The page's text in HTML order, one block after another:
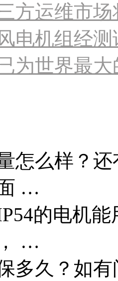
方运维市
电机组经
为世界最
怎么样？
…
的电机
…
多久？如